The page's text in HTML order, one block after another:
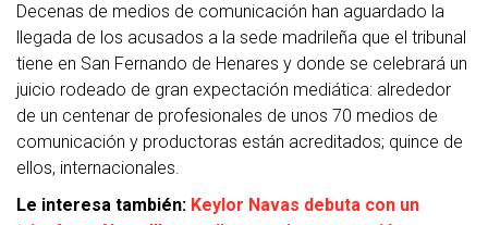
Decenas de medios de comunicación han aguardado la
llegada de los acusados a la sede madrileña que el tribunal
tiene en San Fernando de Henares y donde se celebrará un
juicio rodeado de gran expectación mediática: alrededor
de un centenar de profesionales de unos 70 medios de
comunicación y productoras están acreditados; quince de
ellos, internacionales.
Le interesa también: Keylor Navas debuta con un